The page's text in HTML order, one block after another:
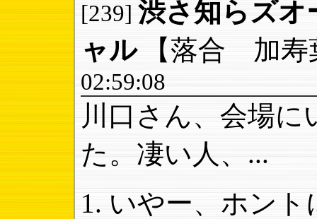
[239] 渋さ知らズオ
ャル
【落合 加寿
02:59:08
川口さん、会場
た。凄い人、...
いやー、ホント